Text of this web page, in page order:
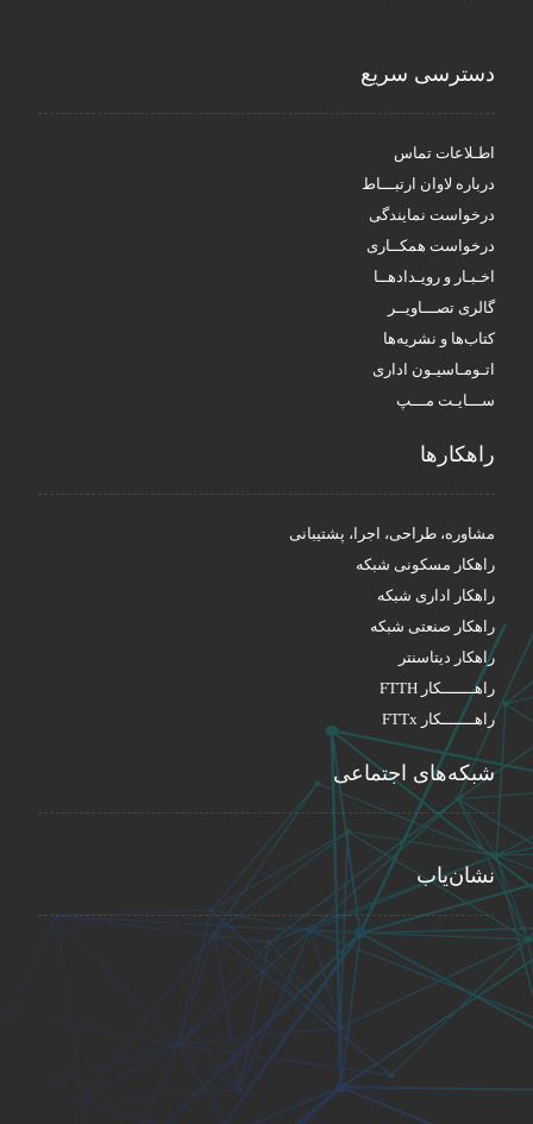
دسترسی سریع
اطـلاعات تماس
درباره لاوان ارتبـــاط
درخواست نمایندگی
درخواست همکــاری
اخـبـار و رویـدادهــا
گالری تصـــاویــر
کتاب‌ها و نشریه‌ها
اتـومـاسیـون اداری
ســـایـت مـــپ
راهکار‌ها
مشاوره، طراحی، اجرا، پشتیبانی
راهکار مسکونی شبکه
راهکار اداری شبکه
راهکار صنعتی شبکه
راهکار دیتاسنتر
راهـــــــکار FTTH
راهـــــــکار FTTx
شبکه‌های اجتماعی
نشان‌یاب